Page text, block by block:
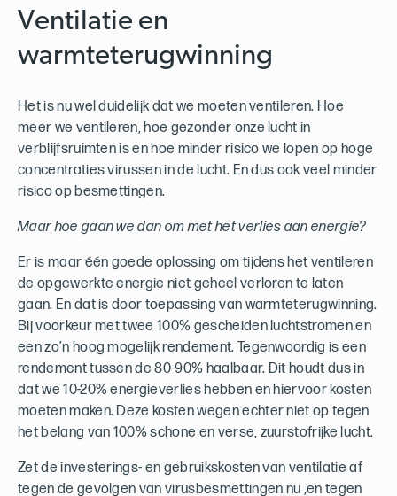
Ventilatie en
warmteterugwinning
Het is nu wel duidelijk dat we moeten ventileren. Hoe
meer we ventileren, hoe gezonder onze lucht in
verblijfsruimten is en hoe minder risico we lopen op hoge
concentraties virussen in de lucht. En dus ook veel minder
risico op besmettingen.
Maar hoe gaan we dan om met het verlies aan energie?
Er is maar één goede oplossing om tijdens het ventileren
de opgewerkte energie niet geheel verloren te laten
gaan. En dat is door toepassing van warmteterugwinning.
Bij voorkeur met twee 100% gescheiden luchtstromen en
een zo’n hoog mogelijk rendement. Tegenwoordig is een
rendement tussen de 80-90% haalbaar. Dit houdt dus in
dat we 10-20% energieverlies hebben en hiervoor kosten
moeten maken. Deze kosten wegen echter niet op tegen
het belang van 100% schone en verse, zuurstofrijke lucht.
Zet de investerings- en gebruikskosten van ventilatie af
tegen de gevolgen van virusbesmettingen nu ,en tegen